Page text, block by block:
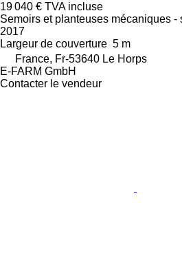
19 040 € TVA incluse
Semoirs et planteuses mécaniques -
2017
Largeur de couverture 5 m
France, Fr-53640 Le Horps
E-FARM GmbH
Contacter le vendeur